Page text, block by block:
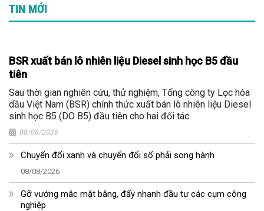
TIN MỚI
BSR xuất bán lô nhiên liệu Diesel sinh học B5 đầu
tiên
Sau thời gian nghiên cứu, thử nghiệm, Tổng công ty Lọc hóa
dầu Việt Nam (BSR) chính thức xuất bán lô nhiên liệu Diesel
sinh học B5 (DO B5) đầu tiên cho hai đối tác.
08/08/2026
Chuyển đổi xanh và chuyển đổi số phải song hành
08/08/2026
Gỡ vướng mắc mặt bằng, đẩy nhanh đầu tư các cụm công
nghiệp